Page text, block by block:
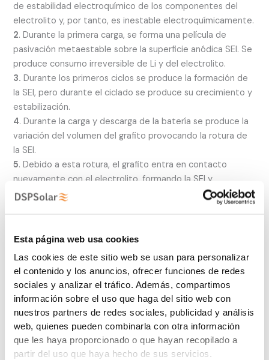
Esta página web usa cookies
Las cookies de este sitio web se usan para personalizar
el contenido y los anuncios, ofrecer funciones de redes
sociales y analizar el tráfico. Además, compartimos
información sobre el uso que haga del sitio web con
nuestros partners de redes sociales, publicidad y análisis
web, quienes pueden combinarla con otra información
que les haya proporcionado o que hayan recopilado a
partir del uso que haya hecho de sus servicios.
de estabilidad electroquímico de los componentes del
electrolito y, por tanto, es inestable electroquímicamente.
2. Durante la primera carga, se forma una película de
pasivación metaestable sobre la superficie anódica SEI. Se
produce consumo irreversible de Li y del electrolito.
3. Durante los primeros ciclos se produce la formación de
la SEI, pero durante el ciclado se produce su crecimiento y
estabilización.
4. Durante la carga y descarga de la batería se produce la
variación del volumen del grafito provocando la rotura de
la SEI.
5. Debido a esta rotura, el grafito entra en contacto
nuevamente con el electrolito, formando la SEI y
consumiendo más litio.
SEI provoca una disminución continua de la capacidad y
aumenta la resistencia interna de la batería.
𝗣𝗲𝗿𝗼 ¿𝗰ó𝗺𝗼 𝗶𝗻𝘁𝗲𝗿𝘃𝗶𝗲𝗻𝗲 𝗹𝗮 𝘁𝗲𝗺𝗽𝗲𝗿𝗮𝘁𝘂𝗿𝗮 𝗲𝗻 𝘁𝗼𝗱𝗼
𝗲𝘀𝘁𝗲 𝗽𝗿𝗼𝗰𝗲𝘀𝗼?Arrheniustiene la respuesta.
La ecuación de Arrhenius es una fórmula matemática que
describe cómo la velocidad de una reacción química
depende de la temperatura. A mayor temperatura, mayor